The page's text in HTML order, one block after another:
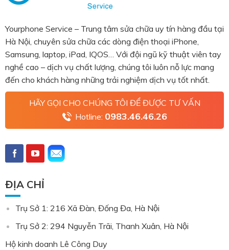
Yourphone Service – Trung tâm sửa chữa uy tín hàng đầu tại
Hà Nội, chuyên sửa chữa các dòng điện thoại iPhone,
Samsung, laptop, iPad, IQOS… Với đội ngũ kỹ thuật viên tay
nghề cao – dịch vụ chất lượng, chúng tôi luôn nỗ lực mang
đến cho khách hàng những trải nghiệm dịch vụ tốt nhất.
HÃY GỌI CHO CHÚNG TÔI ĐỂ ĐƯỢC TƯ VẤN
Hotline: 0983.46.46.26
ĐỊA CHỈ
Trụ Sở 1: 216 Xã Đàn, Đống Đa, Hà Nội
Trụ Sở 2: 294 Nguyễn Trãi, Thanh Xuân, Hà Nội
Hộ kinh doanh Lê Công Duy